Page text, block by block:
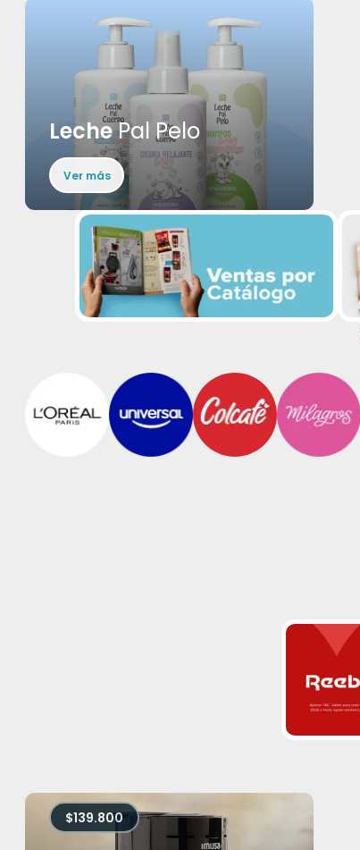
LechePal Pelo
Ver más
$139.800